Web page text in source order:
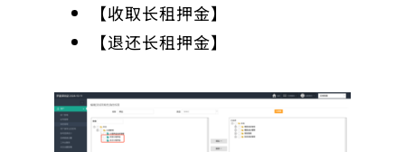
【收取长租押金】
【退还长租押金】